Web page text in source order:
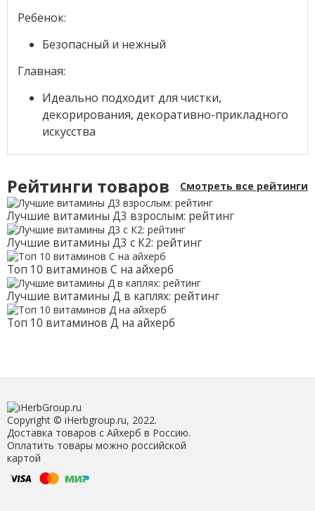
Ребенок:
Безопасный и нежный
Главная:
Идеально подходит для чистки,
декорирования, декоративно-прикладного
искусства
Рейтинги товаров Смотреть все рейтинги
Лучшие витамины Д3 взрослым: рейтинг
Лучшие витамины Д3 с К2: рейтинг
Топ 10 витаминов С на айхерб
Лучшие витамины Д в каплях: рейтинг
Топ 10 витаминов Д на айхерб
Copyright © iHerbgroup.ru, 2022.
Доставка товаров с Айхерб в Россию.
Оплатить товары можно российской
картой